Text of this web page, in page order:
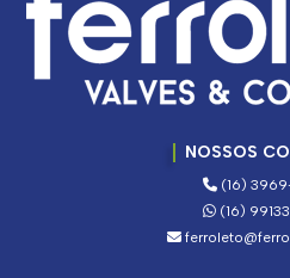
NOSSOS
(16)
(16)